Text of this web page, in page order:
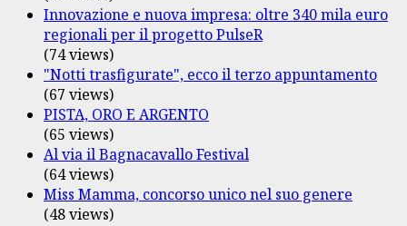
Innovazione e nuova impresa: oltre 340 mila euro
regionali per il progetto PulseR
(74 views)
"Notti trasfigurate", ecco il terzo appuntamento
(67 views)
PISTA, ORO E ARGENTO
(65 views)
Al via il Bagnacavallo Festival
(64 views)
Miss Mamma, concorso unico nel suo genere
(48 views)